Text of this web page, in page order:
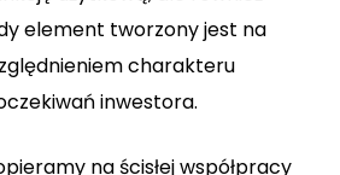
element tworzony jest na
charakteru
inwestora.
na ścisłej współpracy